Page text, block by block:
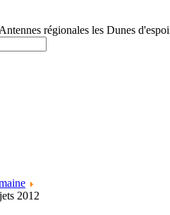
régionales les Dunes
2012